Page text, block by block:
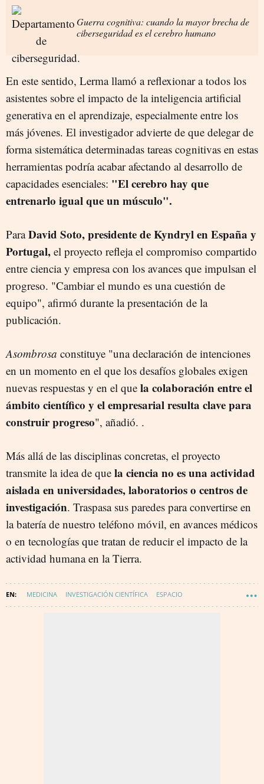
Guerra cognitiva: cuando la mayor brecha de
ciberseguridad es el cerebro humano
En este sentido, Lerma llamó a reflexionar a todos los
asistentes sobre el impacto de la inteligencia artificial
generativa en el aprendizaje, especialmente entre los
más jóvenes. El investigador advierte de que delegar de
forma sistemática determinadas tareas cognitivas en estas
herramientas podría acabar afectando al desarrollo de
capacidades esenciales: "El cerebro hay que
entrenarlo igual que un músculo".
ParaDavid Soto, presidente de Kyndryl en España y
Portugal, el proyecto refleja el compromiso compartido
entre ciencia y empresa con los avances que impulsan el
progreso. "Cambiar el mundo es una cuestión de
equipo", afirmó durante la presentación de la
publicación.
Asombrosa constituye "una declaración de intenciones
en un momento en el que los desafíos globales exigen
nuevas respuestas y en el que la colaboración entre el
ámbito científico y el empresarial resulta clave para
construir progreso", añadió. .
Más allá de las disciplinas concretas, el proyecto
transmite la idea de que la ciencia no es una actividad
aislada en universidades, laboratorios o centros de
investigación. Traspasa sus paredes para convertirse en
la batería de nuestro teléfono móvil, en avances médicos
o en tecnologías que tratan de reducir el impacto de la
actividad humana en la Tierra.
MEDICINA INVESTIGACIÓN CIENTÍFICA ESPACIO